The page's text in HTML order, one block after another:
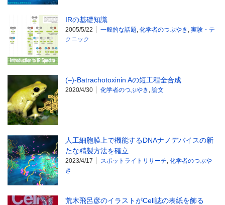
IRの基礎知識
2005/5/22 一般的な話題 化学者のつぶやき 実験・テ
クニック
(–)-Batrachotoxinin Aの短工程全合成
2020/4/30 化学者のつぶやき 論文
人工細胞膜上で機能するDNAナノデバイスの新
たな精製方法を確立
2023/4/17 スポットライトリサーチ 化学者のつぶや
き
荒木飛呂彦のイラストがCell誌の表紙を飾る